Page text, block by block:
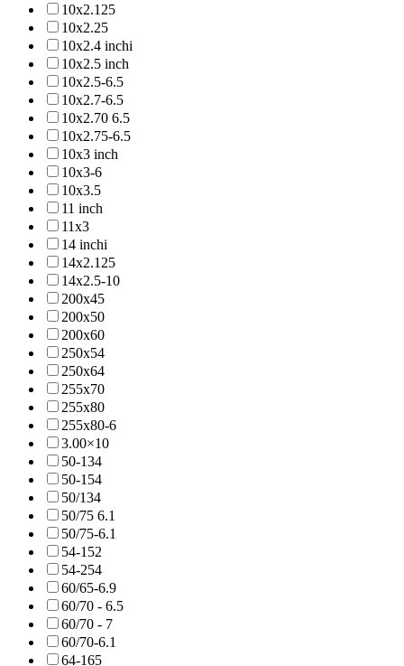
10x2.125
10x2.25
10x2.4 inchi
10x2.5 inch
10x2.5-6.5
10x2.7-6.5
10x2.70 6.5
10x2.75-6.5
10x3 inch
10x3-6
10x3.5
11 inch
11x3
14 inchi
14x2.125
14x2.5-10
200x45
200x50
200x60
250x54
250x64
255x70
255x80
255x80-6
3.00×10
50-134
50-154
50/134
50/75 6.1
50/75-6.1
54-152
54-254
60/65-6.9
60/70 - 6.5
60/70 - 7
60/70-6.1
64-165